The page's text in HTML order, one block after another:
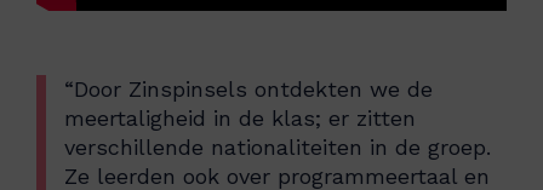
“Door Zinspinsels ontdekten we de
meertaligheid in de klas; er zitten
verschillende nationaliteiten in de groep.
Ze leerden ook over programmeertaal en